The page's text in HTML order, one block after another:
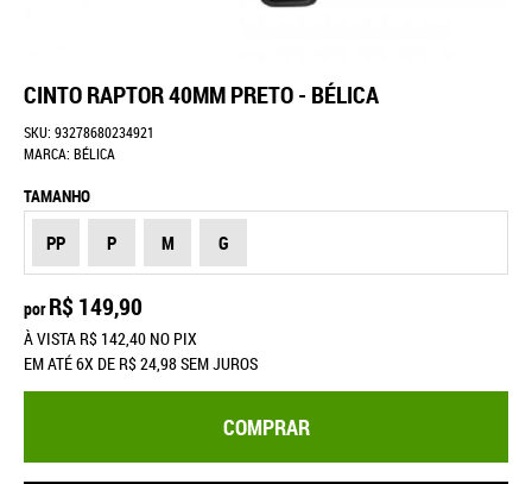
CINTO RAPTOR 40MM PRETO - BÉLICA
SKU: 93278680234921
MARCA: BÉLICA
TAMANHO
PP P M G
por R$ 149,90
À VISTA R$ 142,40 NO PIX
EM ATÉ6X DE R$ 24,98SEM JUROS
COMPRAR